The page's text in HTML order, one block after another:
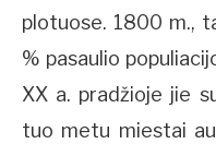
plotuose. 1800 m.,
% pasaulio
XX a. pradžioje jie
tuo metu miestai